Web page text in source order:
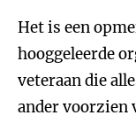
Het is een
hooggeleerde
veteraan die
ander voorzien